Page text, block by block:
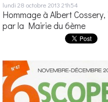
lundi 28 octobre 2013 21h54
Hommage à Albert
par la Mairie du 6ème